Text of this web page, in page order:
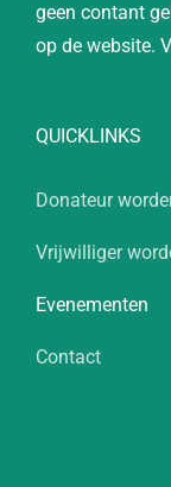
geen contant
op de website.
QUICKLINKS
Donateur
Vrijwilliger
Evenementen
Contact